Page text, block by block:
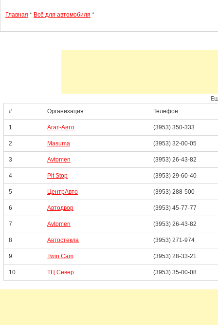
Главная * Всё для автомобиля *
# Организация Телефон
1 Агат-Авто (3953) 350-333
2 Masuma (3953) 32-00-05
3 Avtomen (3953) 26-43-82
4 Pit Stop (3953) 29-60-40
5 ЦентрАвто (3953) 288-500
6 Автодвор (3953) 45-77-77
7 Avtomen (3953) 26-43-82
8 Автостекла (3953) 271-974
9 Twin Cam (3953) 28-33-21
10 ТЦ Север (3953) 35-00-08